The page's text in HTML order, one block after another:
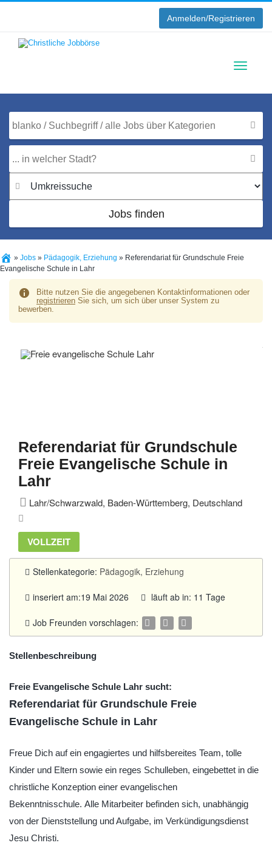
Anmelden/Registrieren
Jobs finden
» Jobs » Pädagogik, Erziehung » Referendariat für Grundschule Freie
Evangelische Schule in Lahr
Bitte nutzen Sie die angegebenen Kontaktinformationen oder
registrieren Sie sich, um sich über unser System zu
bewerben.
Referendariat für Grundschule
Freie Evangelische Schule in
Lahr
Lahr/Schwarzwald, Baden-Württemberg, Deutschland
VOLLZEIT
Stellenkategorie: Pädagogik, Erziehung
inseriert am:19 Mai 2026 läuft ab in: 11 Tage
Job Freunden vorschlagen:
Stellenbeschreibung
Freie Evangelische Schule Lahr sucht:
Referendariat für Grundschule Freie
Evangelische Schule in Lahr
Freue Dich auf ein engagiertes und hilfsbereites Team, tolle
Kinder und Eltern sowie ein reges Schulleben, eingebettet in die
christliche Konzeption einer evangelischen
Bekenntnisschule. Alle Mitarbeiter befinden sich, unabhängig
von der Dienststellung und Aufgabe, im Verkündigungsdienst
Jesu Christi.